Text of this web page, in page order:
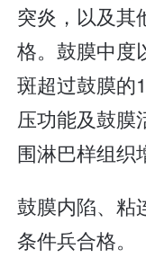
突炎，以及其
格。鼓膜中度
斑超过鼓膜的
压功能及鼓膜
围淋巴样组织
鼓膜内陷、粘
条件兵合格。